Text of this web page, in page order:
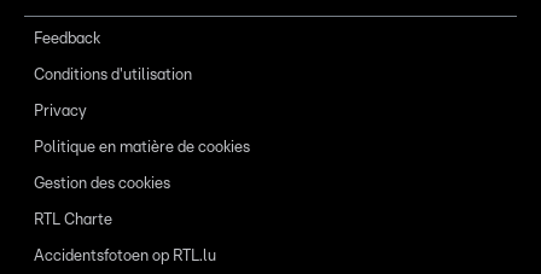
Feedback
Conditions d'utilisation
Privacy
Politique en matière de cookies
Gestion des cookies
RTL Charte
Accidentsfotoen op RTL.lu